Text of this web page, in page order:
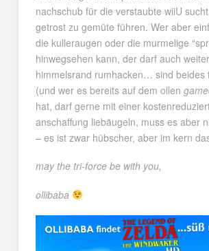
nachschub für die verstaubte wiiU
getrost zu gemüte führen. Wer aber
die kulleraugen oder die murmelige
hinwegsehen kann, der darf auch
himmelsrand rumhacken… sind beides
(und wer es bereits auf dem ollen
hat, darf gerne mit einer
anschaffung liebäugeln, muss es aber
– es ist zwar hübscher, aber im kern
may the tri-force be with you,
ollibaba